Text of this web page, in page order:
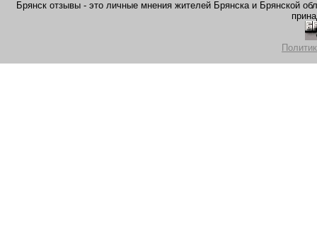
Брянск отзывы - это личные мнения жителей Брянска и Брянской